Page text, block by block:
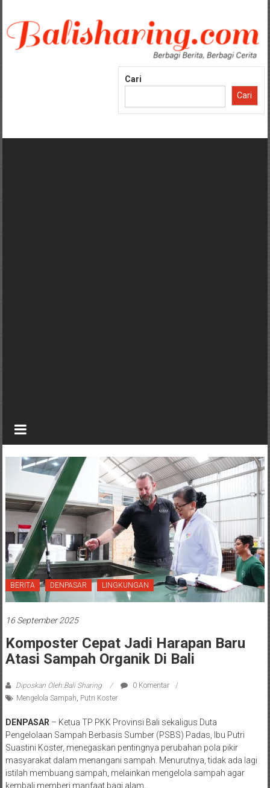
konten
Cari
Cari
BERITA DENPASAR LINGKUNGAN
16 September 2025
Komposter Cepat Jadi Harapan Baru
Atasi Sampah Organik Di Bali
Diposkan Oleh:Bali Sharing
0 Komentar
Mengelola Sampah Putri Koster
DENPASAR – Ketua TP PKK Provinsi Bali sekaligus Duta
Pengelolaan Sampah Berbasis Sumber (PSBS) Padas, Ibu Putri
Suastini Koster, menegaskan pentingnya perubahan pola pikir
masyarakat dalam menangani sampah. Menurutnya, tidak ada lagi
istilah membuang sampah, melainkan mengelola sampah agar
kembali memberi manfaat bagi alam.